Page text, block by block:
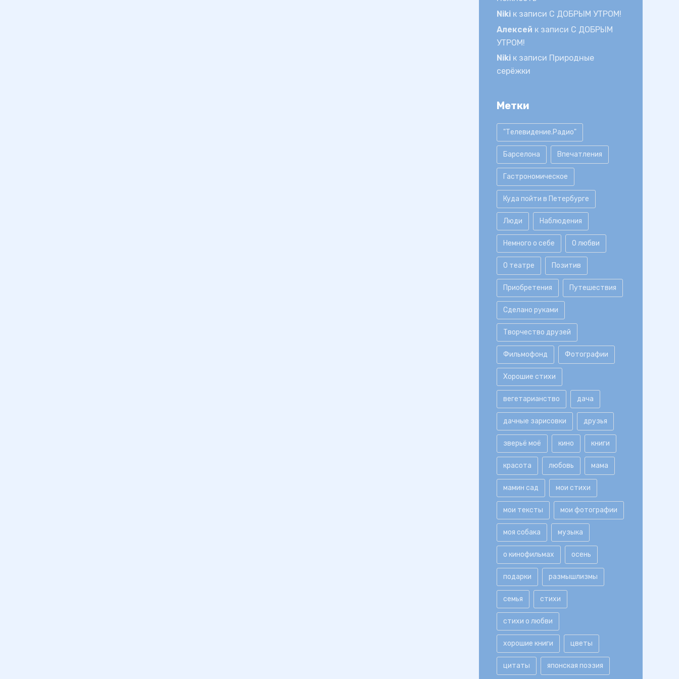
Niki к записи С ДОБРЫМ УТРОМ!
Алексей к записи С ДОБРЫМ
УТРОМ!
Niki к записи Природные
серёжки
Метки
"Телевидение.Радио"
Барселона Впечатления
Гастрономическое
Куда пойти в Петербурге
Люди Наблюдения
Немного о себе О любви
О театре Позитив
Приобретения Путешествия
Сделано руками
Творчество друзей
Фильмофонд Фотографии
Хорошие стихи
вегетарианство дача
дачные зарисовки друзья
зверьё моё кино книги
красота любовь мама
мамин сад мои стихи
мои тексты мои фотографии
моя собака музыка
о кинофильмах осень
подарки размышлизмы
семья стихи
стихи о любви
хорошие книги цветы
цитаты японская поэзия